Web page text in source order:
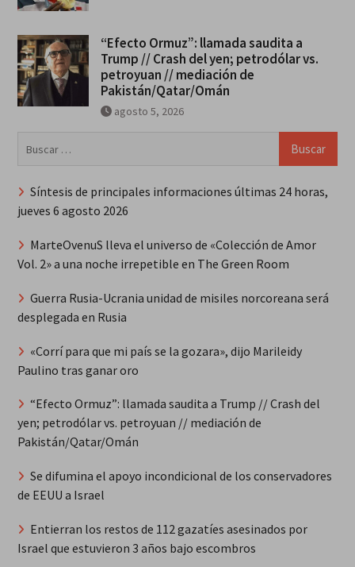
“Efecto Ormuz”: llamada saudita a
Trump // Crash del yen; petrodólar vs.
petroyuan // mediación de
Pakistán/Qatar/Omán
agosto 5, 2026
Síntesis de principales informaciones últimas 24 horas,
jueves 6 agosto 2026
MarteOvenuS lleva el universo de «Colección de Amor
Vol. 2» a una noche irrepetible en The Green Room
Guerra Rusia-Ucrania unidad de misiles norcoreana será
desplegada en Rusia
«Corrí para que mi país se la gozara», dijo Marileidy
Paulino tras ganar oro
“Efecto Ormuz”: llamada saudita a Trump // Crash del
yen; petrodólar vs. petroyuan // mediación de
Pakistán/Qatar/Omán
Se difumina el apoyo incondicional de los conservadores
de EEUU a Israel
Entierran los restos de 112 gazatíes asesinados por
Israel que estuvieron 3 años bajo escombros